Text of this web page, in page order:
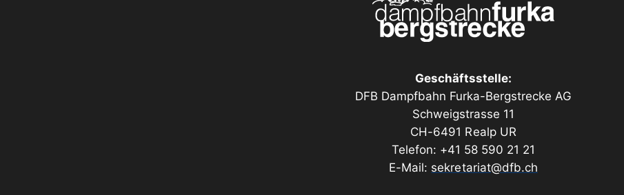
Geschäftsstelle:
DFB Dampfbahn Furka-Bergstrecke AG
Schweigstrasse 11
CH-6491 Realp UR
Telefon: +41 58 590 21 21
E-Mail: sekretariat@dfb.ch